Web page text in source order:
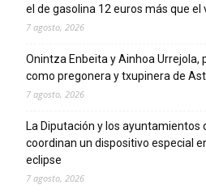
el de gasolina 12 euros más que el
7 agosto, 2026
Onintza Enbeita y Ainhoa
como pregonera y txupinera de
7 agosto, 2026
La Diputación y los ayuntamientos
coordinan un dispositivo especial
eclipse
7 agosto, 2026